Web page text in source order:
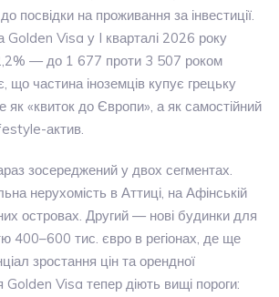
посвідки на проживання за інвестиції.
Golden Visa у I кварталі 2026 року
— до 1 677 проти 3 507 роком
що частина іноземців купує грецьку
як «квиток до Європи», а як самостійний
актив.
зосереджений у двох сегментах.
нерухомість в Аттиці, на Афінській
островах. Другий — нові будинки для
400–600 тис. євро в регіонах, де ще
зростання цін та орендної
Golden Visa тепер діють вищі пороги: